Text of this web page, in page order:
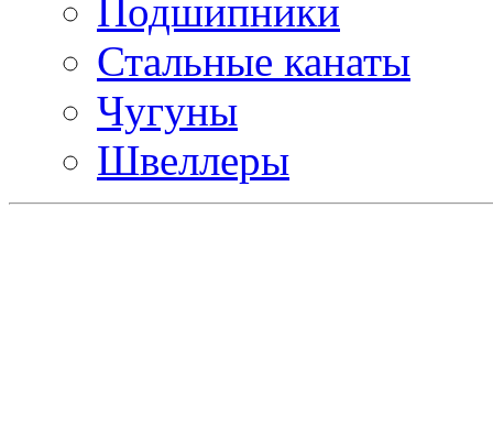
Подшипники
Стальные канаты
Чугуны
Швеллеры